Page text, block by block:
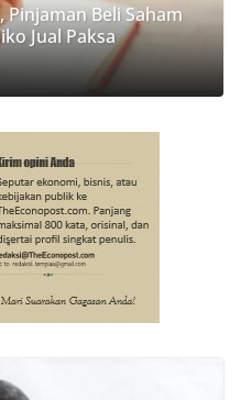
Beli Saham
Jual Paksa